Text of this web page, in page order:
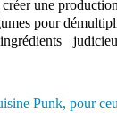
une
pour